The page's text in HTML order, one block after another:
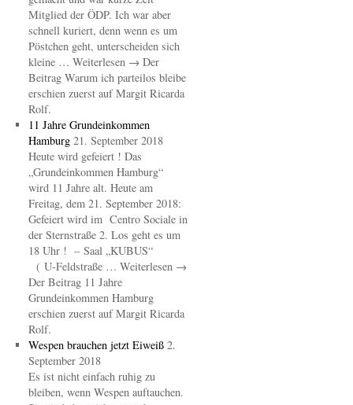
Mitglied der ÖDP. Ich war aber
schnell kuriert, denn wenn es um
Pöstchen geht, unterscheiden sich
kleine … Weiterlesen → Der
Beitrag Warum ich parteilos bleibe
erschien zuerst auf Margit Ricarda
Rolf.
11 Jahre Grundeinkommen
Hamburg 21. September 2018
Heute wird gefeiert ! Das
„Grundeinkommen Hamburg“
wird 11 Jahre alt. Heute am
Freitag, dem 21. September 2018:
Gefeiert wird im Centro Sociale in
der Sternstraße 2. Los geht es um
18 Uhr ! – Saal „KUBUS“
( U-Feldstraße … Weiterlesen →
Der Beitrag 11 Jahre
Grundeinkommen Hamburg
erschien zuerst auf Margit Ricarda
Rolf.
Wespen brauchen jetzt Eiweiß 2.
September 2018
Es ist nicht einfach ruhig zu
bleiben, wenn Wespen auftauchen.